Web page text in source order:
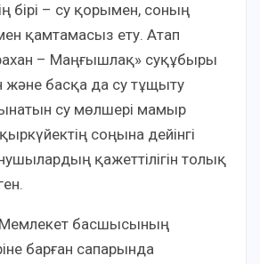
бірі – су қорымен, соның
қамтамасыз ету. Атап
– Маңғышлақ» суқұбыры
және басқа да су тұщыту
су мөлшері мамыр
соңына дейінгі
қажеттілігін толық
Мемлекет басшысының
барған сапарында